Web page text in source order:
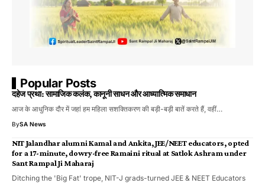
Popular Posts
दहेज प्रथा: सामाजिक कलंक, कानूनी साधन और आध्यात्मिक समाधान
आज के आधुनिक दौर में जहां हम महिला सशक्तिकरण की बड़ी-बड़ी बातें करते हैं, वहीं…
BySA News
NIT Jalandhar alumni Kamal and Ankita, JEE/NEET educators, opted
for a 17-minute, dowry-free Ramaini ritual at Satlok Ashram under
Sant Rampal Ji Maharaj
Ditching the 'Big Fat' trope, NIT-J grads-turned JEE & NEET Educators